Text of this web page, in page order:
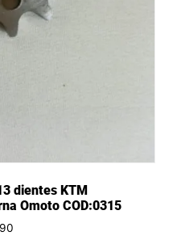
dientes KTM
Omoto COD:0315